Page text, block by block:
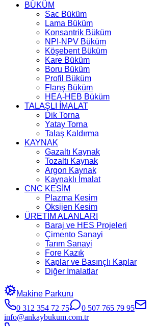
BÜKÜM
Sac Büküm
Lama Büküm
Konsantrik Büküm
NPI-NPV Büküm
Köşebent Büküm
Kare Büküm
Boru Büküm
Profil Büküm
Flanş Büküm
HEA-HEB Büküm
TALAŞLI İMALAT
Dik Torna
Yatay Torna
Talaş Kaldırma
KAYNAK
Gazaltı Kaynak
Tozaltı Kaynak
Argon Kaynak
Kaynaklı İmalat
CNC KESİM
Plazma Kesim
Oksijen Kesim
ÜRETİM ALANLARI
Baraj ve HES Projeleri
Çimento Sanayi
Tarım Sanayi
Fore Kazık
Kaplar ve Basınçlı Kaplar
Diğer İmalatlar
Makine Parkuru
0 312 354 72 75
0 507 765 79 95
info@ankaybukum.com.tr